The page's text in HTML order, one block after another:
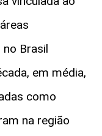
Brasil
em média,
como
na região